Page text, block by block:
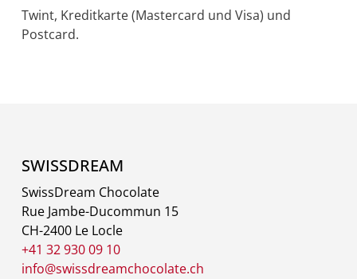
Twint, Kreditkarte (Mastercard und Visa) und
Postcard.
SWISSDREAM
SwissDream Chocolate
Rue Jambe-Ducommun 15
CH-2400 Le Locle
+41 32 930 09 10
info@swissdreamchocolate.ch